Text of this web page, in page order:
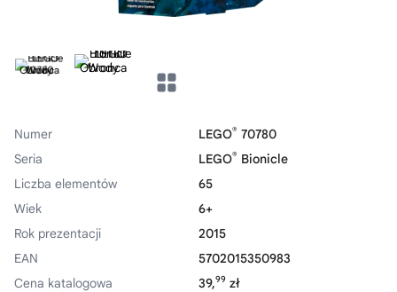
Numer LEGO® 70780
Seria
LEGO® Bionicle
Liczba elementów
65
Wiek
6+
Rok prezentacji
2015
EAN
5702015350983
Cena katalogowa
39,99 zł